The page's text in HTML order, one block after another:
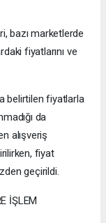
bazı marketlerde
fiyatlarını ve
belirtilen fiyatlarla
da
alışveriş
fiyat
geçirildi.
İŞLEM